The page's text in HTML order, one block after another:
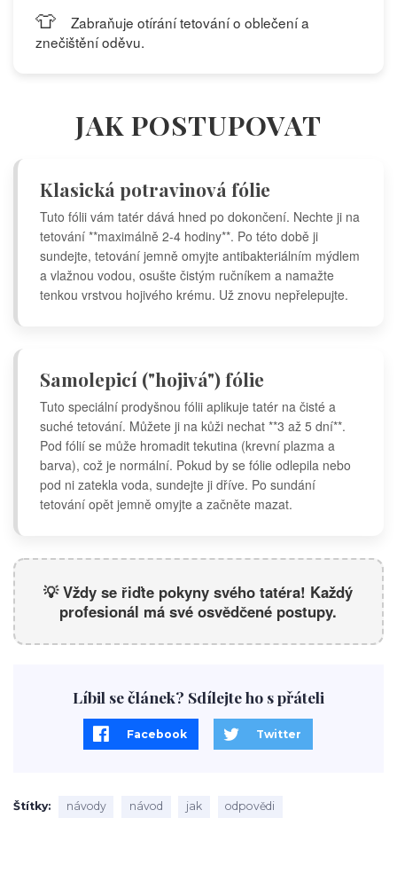
👕
Zabraňuje otírání tetování o oblečení a
znečištění oděvu.
JAK POSTUPOVAT
Klasická potravinová fólie
Tuto fólii vám tatér dává hned po dokončení. Nechte ji na
tetování **maximálně 2-4 hodiny**. Po této době ji
sundejte, tetování jemně omyjte antibakteriálním mýdlem
a vlažnou vodou, osušte čistým ručníkem a namažte
tenkou vrstvou hojivého krému. Už znovu nepřelepujte.
Samolepicí ("hojivá") fólie
Tuto speciální prodyšnou fólii aplikuje tatér na čisté a
suché tetování. Můžete ji na kůži nechat **3 až 5 dní**.
Pod fólií se může hromadit tekutina (krevní plazma a
barva), což je normální. Pokud by se fólie odlepila nebo
pod ni zatekla voda, sundejte ji dříve. Po sundání
tetování opět jemně omyjte a začněte mazat.
💡 Vždy se řiďte pokyny svého tatéra! Každý
profesionál má své osvědčené postupy.
Líbil se článek? Sdílejte ho s přáteli
Facebook Twitter
Štítky návody návod jak odpovědi